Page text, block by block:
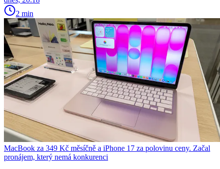
2 min
MacBook za 349 Kč měsíčně a iPhone 17 za polovinu ceny. Začal
pronájem, který nemá konkurenci